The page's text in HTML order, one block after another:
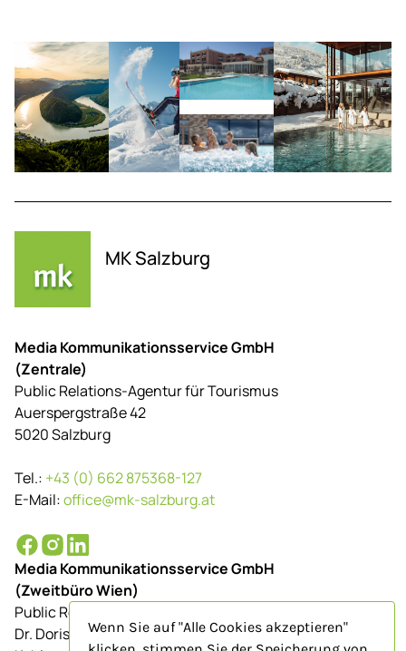
MK Salzburg
Media Kommunikationsservice GmbH
(Zentrale)
Public Relations-Agentur für Tourismus
Auerspergstraße 42
5020 Salzburg
Tel.: +43 (0) 662 875368-127
E-Mail:office@mk-salzburg.at
Media Kommunikationsservice GmbH
(Zweitbüro Wien)
Public Relations-Agentur für Tourismus
Dr. Doris Schenkenfelder
Wenn Sie auf "Alle Cookies akzeptieren"